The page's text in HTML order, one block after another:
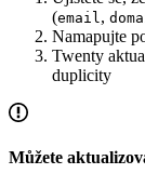
(email ,
Namapujte
Twenty
duplicity
Můžete